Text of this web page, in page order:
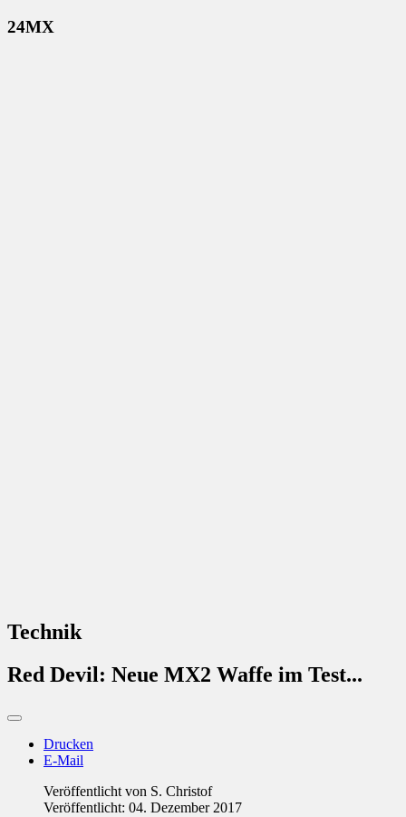
24MX
Technik
Red Devil: Neue MX2 Waffe im Test...
Drucken
E-Mail
Veröffentlicht von S. Christof
Veröffentlicht: 04. Dezember 2017